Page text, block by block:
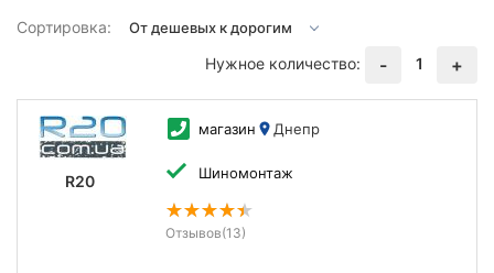
Сортировка:
Нужное количество:
- 1 +
R20
магазин Днепр
Шиномонтаж
Отзывов(13)